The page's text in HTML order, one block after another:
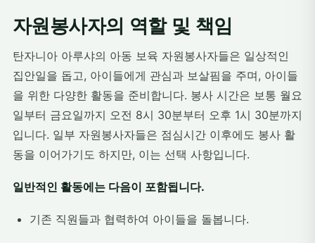
자원봉사자의 역할 및 책임
탄자니아 아루샤의 아동 보육 자원봉사자들은 일상적인
집안일을 돕고, 아이들에게 관심과 보살핌을 주며, 아이들
을 위한 다양한 활동을 준비합니다. 봉사 시간은 보통 월요
일부터 금요일까지 오전 8시 30분부터 오후 1시 30분까지
입니다. 일부 자원봉사자들은 점심시간 이후에도 봉사 활
동을 이어가기도 하지만, 이는 선택 사항입니다.
일반적인 활동에는 다음이 포함됩니다.
기존 직원들과 협력하여 아이들을 돌봅니다.